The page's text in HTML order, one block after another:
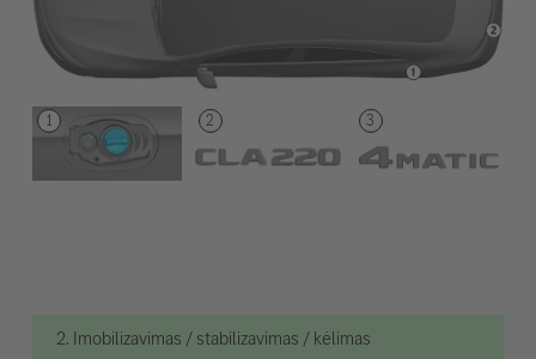
2. Imobilizavimas / stabilizavimas / kėlimas